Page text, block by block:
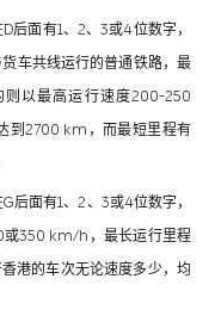
后面有1、2、3或4位数字，
车共线运行的普通铁路，最
以最高运行速度200-250
到2700 km，而最短里程有
后面有1、2、3或4位数字，
或350 km/h，最长运行里程
港的车次无论速度多少，均